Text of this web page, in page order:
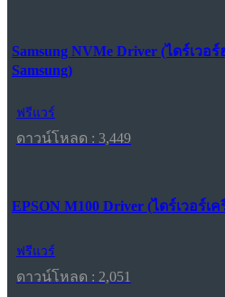
Samsung NVMe Driver (ไดร์เวอ
Samsung)
ฟรีแวร์
ดาวน์โหลด : 3,449
EPSON M100 Driver (ไดร์เวอร์เ
ฟรีแวร์
ดาวน์โหลด : 2,051